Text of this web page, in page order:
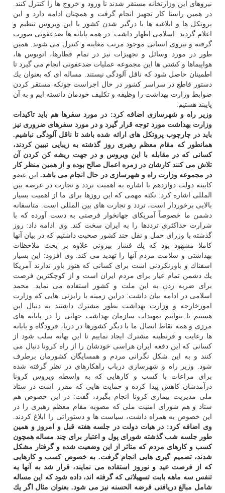
نیروهای این وزارتخانه مستقر شدند تا ورود و خروج ها را كنترل كنند.
در همین راستا كار تجهیز انجام گرفت و همچنان ادامه دارد و این
پروتكل ها و ابلاغیه ها با درگیر شدن كشور با این ویروس تنظیم و
اعلام گردید. اسلامی اظهار داشت: در همه پایانه ها ضدعفونی صورت
گرفته و نیروی انسانی موجود مرتب معاینه و كنترل می شوند. همین
طور در مورد وسائل و تجهیزات نیز در تمام قطارها، اتوبوس ها،
هواپیماها و كشتی ها این مجموعه عملیات ضدعفونی انجام می گیرد تا
اطمینان حاصل شود كه ناقل آلودگی نیستند. مساله ای كه بعنوان یك
دستور قاطع در سراسر كشور در حال اجراست چونكه مستقر كردن
ضوابط وزارت بهداشت را وظیفه و تكلیف خودمان دانسته ایم و به آن
پایبند هستیم.
وزیر راه و شهرسازی اضافه كرد: در مورد سفرها هم باید تاكیدات
وزارت بهداشت مورد توجه قرار گیرد و در مورد سفرهای ضروری نیز
باید در چارچوب پروتكل های ارائه شده باشد تا ناقل آلودگی نباشیم.
همانطور كه مقام معظم رهبری روز گذشته به زیبایی تبیین كردند،
كسانی كه در مقابله با این ویروس و در جهت ریشه كن كردن آن
تلاش می كنند كارشان در زمره اعمال صالح بوده و از همین منظر كار
در مجموعه وزارت راه و شهرسازی در حال انجام می باشد.این عضو
كابینه دولت دوازدهم با اشاره به اهمیت تردد و تجارت در عرصه بین
المللی اشاره كرد: نكته مهمی كه این روزها برای ما از اهمیت بسیار
بالایی برخوردار است، تردد و تجارت های بین المللی است. متاسفانه
دشمن ما خصوصاً آمریكای جهانخوار فرصتی به دست آورده كه با
شرارت حداكثری ترددها را به ایران سخت كند. وی ادامه داد: روز
گذشته با وزرای حمل و نقل چند كشور صحبت داشتیم كه در بیان آنها
كاملا مشهود بود كه یك فشار بیرونی علاوه بر بحث ملاحظات
بهداشتی و سلامت مردم آنها را تهدید می كند. وی افزود: این بسیار
اسفناك و باورنكردنی است برای كسانی كه هنوز باور ندارند آمریكا
یك دشمن تمام عیار برای مردم ایران است و از كوچكترین فرصت
برای ضربه زدن به این ملت و كشور استفاده می نماید. محمد
اسلامی در ادامه بیان داشت: دراین زمینه با رایزنی هایی كه وزارت
امورخارجه و وزارت بهداشت بطور مشترك داشتند به دنبال این
هستیم تا بتوانیم تمهیدات سازمان بهداشت جهانی را در پایانه های
مرزی و همه نقاط اتصال ما با دیگر كشورها در دریا، فرودگاه و پایانه
ها رعایت و قرنطینه مشترك ایجاد نماییم تا این بهانه سلب شود از
كسانی كه این دفعه ایران هراسی خودشان را از راه كرونا دنبال می
كنند و به این شكل نگرانی مردم و همسایگان كشورمان برطرف
شود. وزیر راه و شهرسازی درباب راهكارهای در نظر گرفته شده
برای مراعات با كسب و كارهایی كه به واسطه ویروس كرونا
درآمدشان كاهش پیدا كرده و حمایت هایی كه مقرر است در ستاد
ملی مدیریت بیماری كرونا انجام بگیرد، گفت: در این خصوص هم
ستاد و هم شورای امنیت ملی كه مصوبه مقام معظم رهبری را در
این خصوص به همراه داشت، سیاست ها و دستوراتی را ابلاغ كردند.
وی اضافه كرد: در هیات دولت در جلسه هفته قبل و امروز و همین
طور جلسه شب گذشته شورای پول و اعتبار برای چند مساله همچون
كسب و كارهای مردم كه متاثر از این وضعیت شده و گرفتار مشكل
شدند، تصمیم گیری هایی انجام گرفت. به خصوص كسب و كارهایی
كه از فرصت عید و نوروز استفاده می نمایند، قرار شد به آنها یه
تنفس سه ماهه بابت تسهیلاتی كه گرفته اند، داده شود كه این مساله
شامل مبالغ دریافتی قرضه الحسنه نیز می شود. بعنوان مثال اگر یك